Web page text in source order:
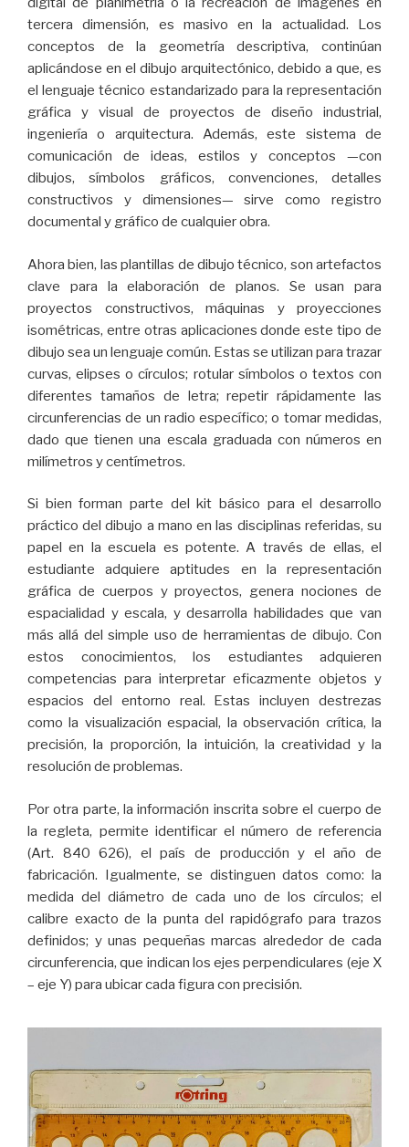
tercera dimensión, es masivo en la actualidad. Los
conceptos de la geometría descriptiva, continúan
aplicándose en el dibujo arquitectónico, debido a que, es
el lenguaje técnico estandarizado para la representación
gráfica y visual de proyectos de diseño industrial,
ingeniería o arquitectura. Además, este sistema de
comunicación de ideas, estilos y conceptos —con
dibujos, símbolos gráficos, convenciones, detalles
constructivos y dimensiones— sirve como registro
documental y gráfico de cualquier obra.
Ahora bien, las plantillas de dibujo técnico, son artefactos
clave para la elaboración de planos. Se usan para
proyectos constructivos, máquinas y proyecciones
isométricas, entre otras aplicaciones donde este tipo de
dibujo sea un lenguaje común. Estas se utilizan para trazar
curvas, elipses o círculos; rotular símbolos o textos con
diferentes tamaños de letra; repetir rápidamente las
circunferencias de un radio específico; o tomar medidas,
dado que tienen una escala graduada con números en
milímetros y centímetros.
Si bien forman parte del kit básico para el desarrollo
práctico del dibujo a mano en las disciplinas referidas, su
papel en la escuela es potente. A través de ellas, el
estudiante adquiere aptitudes en la representación
gráfica de cuerpos y proyectos, genera nociones de
espacialidad y escala, y desarrolla habilidades que van
más allá del simple uso de herramientas de dibujo. Con
estos conocimientos, los estudiantes adquieren
competencias para interpretar eficazmente objetos y
espacios del entorno real. Estas incluyen destrezas
como la visualización espacial, la observación crítica, la
precisión, la proporción, la intuición, la creatividad y la
resolución de problemas.
Por otra parte, la información inscrita sobre el cuerpo de
la regleta, permite identificar el número de referencia
(Art. 840 626), el país de producción y el año de
fabricación. Igualmente, se distinguen datos como: la
medida del diámetro de cada uno de los círculos; el
calibre exacto de la punta del rapidógrafo para trazos
definidos; y unas pequeñas marcas alrededor de cada
circunferencia, que indican los ejes perpendiculares (eje X
– eje Y) para ubicar cada figura con precisión.